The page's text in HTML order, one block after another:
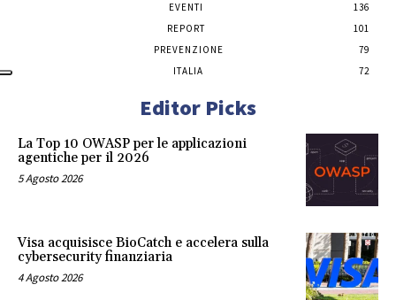
EVENTI
136
REPORT
101
PREVENZIONE
79
ITALIA
72
Editor Picks
La Top 10 OWASP per le applicazioni
agentiche per il 2026
5 Agosto 2026
Visa acquisisce BioCatch e accelera sulla
cybersecurity finanziaria
4 Agosto 2026